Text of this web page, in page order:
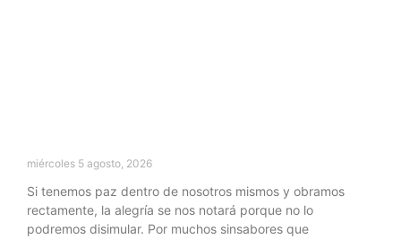
miércoles 5 agosto, 2026
Si tenemos paz dentro de nosotros mismos y obramos
rectamente, la alegría se nos notará porque no lo
podremos disimular. Por muchos sinsabores que